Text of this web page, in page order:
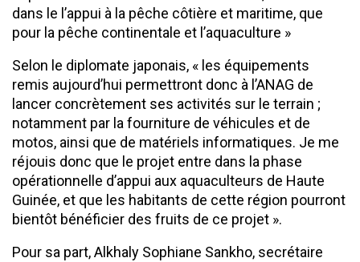
dans le l’appui à la pêche côtière et maritime, que
pour la pêche continentale et l’aquaculture »
Selon le diplomate japonais, « les équipements
remis aujourd’hui permettront donc à l’ANAG de
lancer concrètement ses activités sur le terrain ;
notamment par la fourniture de véhicules et de
motos, ainsi que de matériels informatiques. Je me
réjouis donc que le projet entre dans la phase
opérationnelle d’appui aux aquaculteurs de Haute
Guinée, et que les habitants de cette région pourront
bientôt bénéficier des fruits de ce projet ».
Pour sa part, Alkhaly Sophiane Sankho, secrétaire